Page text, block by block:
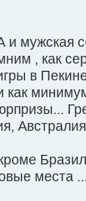
мужская
, как
в
как
места